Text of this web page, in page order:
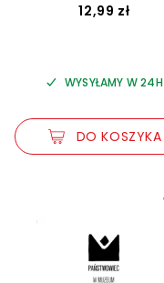
12,99 zł
WYSYŁAMY W 24H
DO KOSZYKA